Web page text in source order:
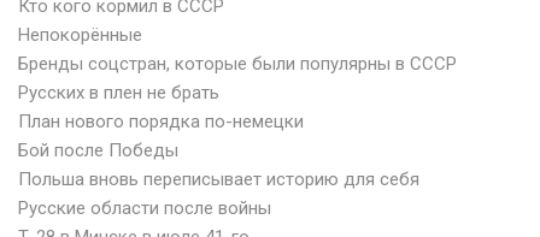
Кто кого кормил в СССР
Непокорённые
Бренды соцстран, которые были популярны в СССР
Русских в плен не брать
План нового порядка по-немецки
Бой после Победы
Польша вновь переписывает историю для себя
Русские области после войны